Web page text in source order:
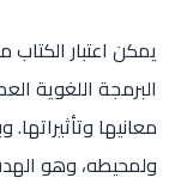
يمكن اعتبار
البرمجة اللغوية
معانيها
ولمحيطه، وهو